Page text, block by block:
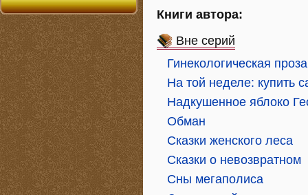
Книги автора:
Вне серий
Гинекологическая проза
На той неделе: купить
Надкушенное яблоко
Обман
Сказки женского леса
Сказки о невозвратном
Сны мегаполиса